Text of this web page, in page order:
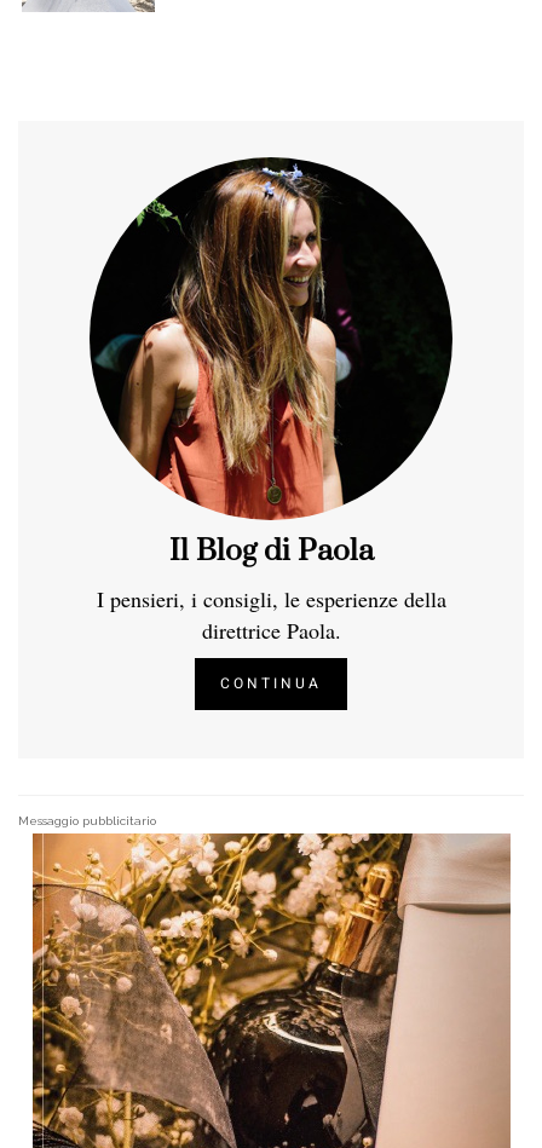
Il Blog di Paola
I pensieri, i consigli, le esperienze della
direttrice Paola.
CONTINUA
Messaggio pubblicitario